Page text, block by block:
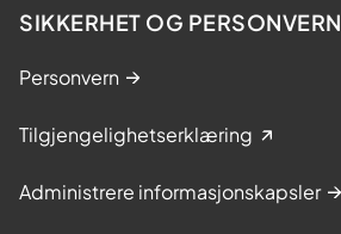
SIKKERHET OG PERSONVERN
Personvern
Tilgjengelighetserklæring
Administrere informasjonskapsler